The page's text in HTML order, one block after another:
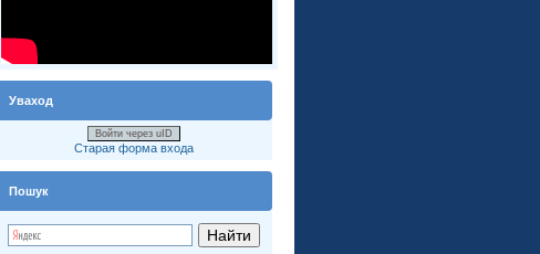
Уваход
Войти через uID
Старая форма входа
Пошук